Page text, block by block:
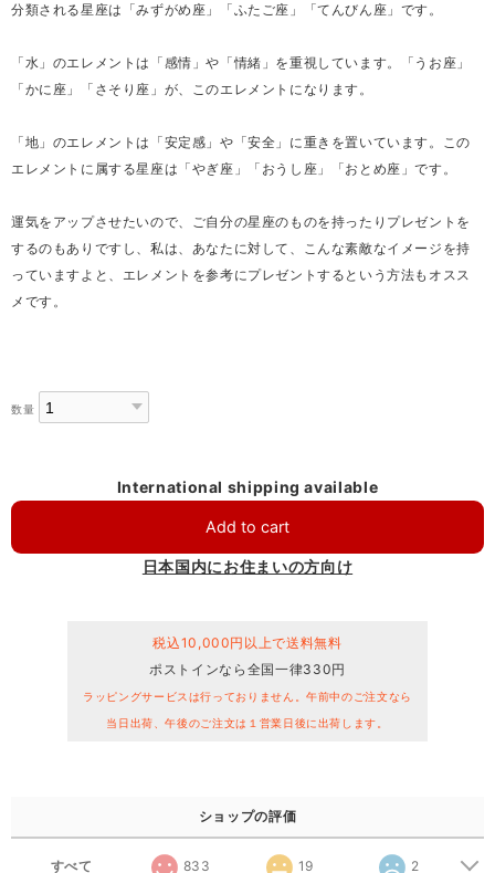
分類される星座は「みずがめ座」「ふたご座」「てんびん座」です。
「水」のエレメントは「感情」や「情緒」を重視しています。「うお座」
「かに座」「さそり座」が、このエレメントになります。
「地」のエレメントは「安定感」や「安全」に重きを置いています。この
エレメントに属する星座は「やぎ座」「おうし座」「おとめ座」です。
運気をアップさせたいので、ご自分の星座のものを持ったりプレゼントを
するのもありですし、私は、あなたに対して、こんな素敵なイメージを持
っていますよと、エレメントを参考にプレゼントするという方法もオスス
メです。
数量
International shipping available
Add to cart
日本国内にお住まいの方向け
税込10,000円以上で送料無料
ポストインなら全国一律330円
ラッピングサービスは行っておりません。午前中のご注文なら
当日出荷、午後のご注文は１営業日後に出荷します。
ショップの評価
すべて 833 19 2